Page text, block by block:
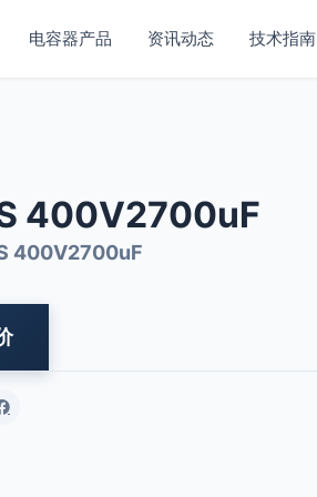
电容器产品 资讯动态 技术指南
400V2700uF
400V2700uF